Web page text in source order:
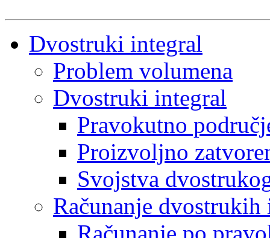
Dvostruki integral
Problem volumena
Dvostruki integral
Pravokutno
Proizvoljno
Svojstva
Računanje dvostrukih
Računanje po